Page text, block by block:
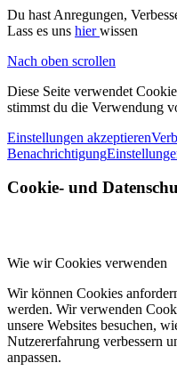
Du hast Anregungen,
Lass es uns hierwissen
Nach oben scrollen
Diese Seite verwendet
stimmst du die Verwendung
Einstellungen akzeptieren
Benachrichtigung
Cookie- und
Wie wir Cookies verwenden
Wir können Cookies
werden. Wir verwenden
unsere Websites besuchen,
Nutzererfahrung verbessern
anpassen.